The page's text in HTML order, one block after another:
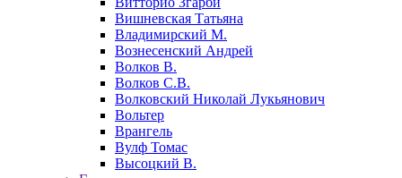
Вишневская Татьяна
Владимирский М.
Вознесенский Андрей
Волков В.
Волков С.В.
Волковский Николай Лукьянович
Вольтер
Врангель
Вулф Томас
Высоцкий В.